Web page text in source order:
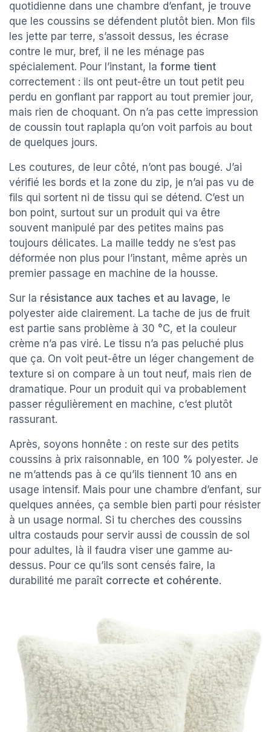
quotidienne dans une chambre d’enfant, je trouve
que les coussins se défendent plutôt bien. Mon fils
les jette par terre, s’assoit dessus, les écrase
contre le mur, bref, il ne les ménage pas
spécialement. Pour l’instant, la forme tient
correctement : ils ont peut-être un tout petit peu
perdu en gonflant par rapport au tout premier jour,
mais rien de choquant. On n’a pas cette impression
de coussin tout raplapla qu’on voit parfois au bout
de quelques jours.
Les coutures, de leur côté, n’ont pas bougé. J’ai
vérifié les bords et la zone du zip, je n’ai pas vu de
fils qui sortent ni de tissu qui se détend. C’est un
bon point, surtout sur un produit qui va être
souvent manipulé par des petites mains pas
toujours délicates. La maille teddy ne s’est pas
déformée non plus pour l’instant, même après un
premier passage en machine de la housse.
Sur la résistance aux taches et au lavage, le
polyester aide clairement. La tache de jus de fruit
est partie sans problème à 30 °C, et la couleur
crème n’a pas viré. Le tissu n’a pas peluché plus
que ça. On voit peut-être un léger changement de
texture si on compare à un tout neuf, mais rien de
dramatique. Pour un produit qui va probablement
passer régulièrement en machine, c’est plutôt
rassurant.
Après, soyons honnête : on reste sur des petits
coussins à prix raisonnable, en 100 % polyester. Je
ne m’attends pas à ce qu’ils tiennent 10 ans en
usage intensif. Mais pour une chambre d’enfant, sur
quelques années, ça semble bien parti pour résister
à un usage normal. Si tu cherches des coussins
ultra costauds pour servir aussi de coussin de sol
pour adultes, là il faudra viser une gamme au-
dessus. Pour ce qu’ils sont censés faire, la
durabilité me paraît correcte et cohérente.